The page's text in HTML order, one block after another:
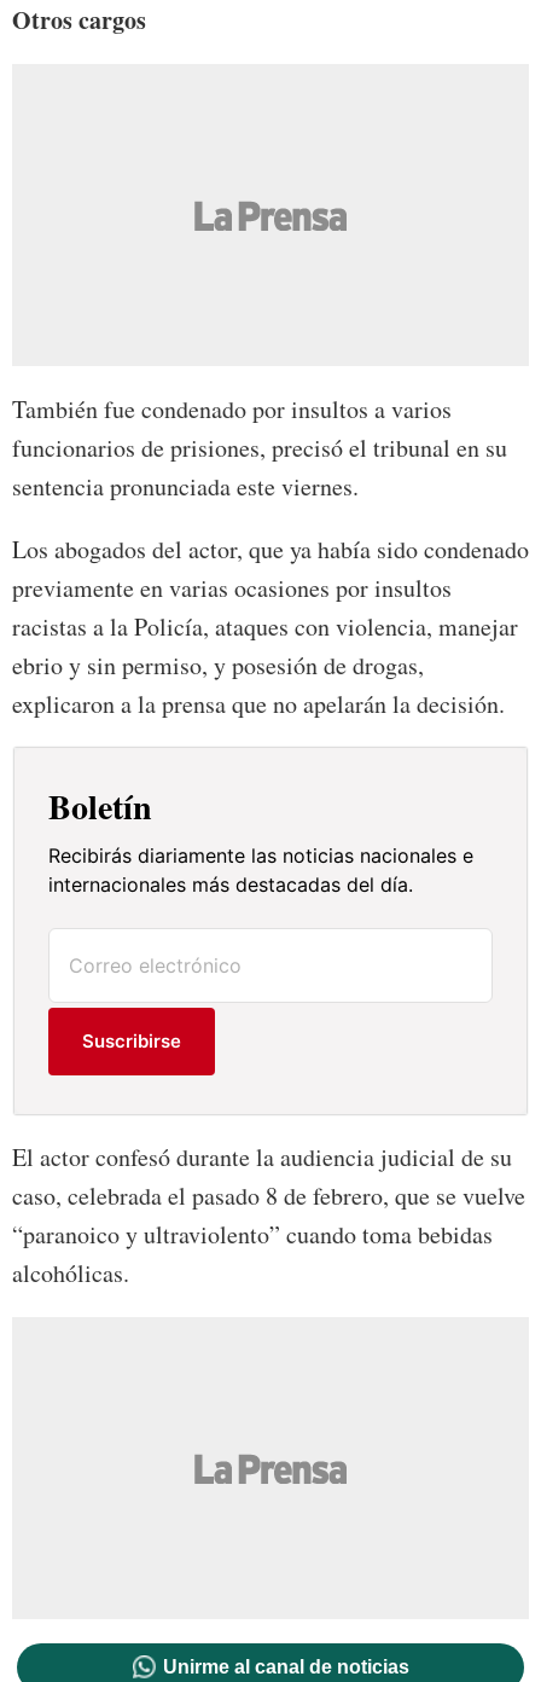
Otros cargos
También fue condenado por insultos a varios
funcionarios de prisiones, precisó el tribunal en su
sentencia pronunciada este viernes.
Los abogados del actor, que ya había sido condenado
previamente en varias ocasiones por insultos
racistas a la Policía, ataques con violencia, manejar
ebrio y sin permiso, y posesión de drogas,
explicaron a la prensa que no apelarán la decisión.
Boletín
Recibirás diariamente las noticias nacionales e
internacionales más destacadas del día.
Suscribirse
El actor confesó durante la audiencia judicial de su
caso, celebrada el pasado 8 de febrero, que se vuelve
“paranoico y ultraviolento” cuando toma bebidas
alcohólicas.
Unirme al canal de noticias